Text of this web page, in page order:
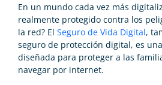
En un mundo cada vez más
realmente protegido contra los
la red? El Seguro de Vida Digital,
seguro de protección digital, es
diseñada para proteger a las
navegar por internet.